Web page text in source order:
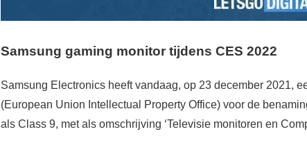
Samsung gaming monitor tijdens CES 2022
Samsung Electronics heeft vandaag, op 23 december 2021,
(European Union Intellectual Property Office) voor de
als Class 9, met als omschrijving ‘Televisie monitoren en